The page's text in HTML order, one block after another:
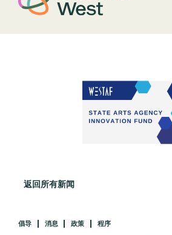
返回所有新闻
倡导 消息 政策 程序